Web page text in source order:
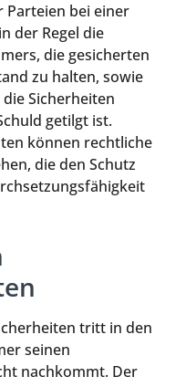
Parteien bei einer
der Regel die
die gesicherten
zu halten, sowie
Sicherheiten
getilgt ist.
können rechtliche
die den Schutz
tritt in den
seinen
nachkommt. Der